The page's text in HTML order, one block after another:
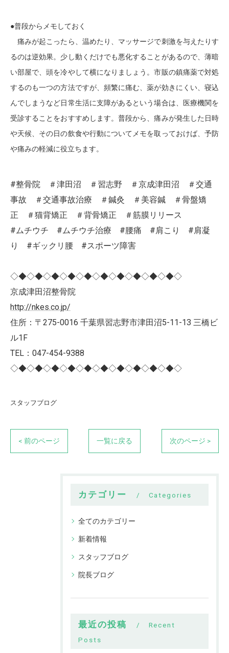
●普段からメモしておく
痛みが起こったら、温めたり、マッサージで刺激を与えたりす
るのは逆効果。少し動くだけでも悪化することがあるので、薄暗
い部屋で、頭を冷やして横になりましょう。市販の鎮痛薬で対処
するのも一つの方法ですが、頻繁に痛む、薬が効きにくい、寝込
んでしまうなど日常生活に支障があるという場合は、医療機関を
受診することをおすすめします。普段から、痛みが発生した日時
や天候、その日の飲食や行動についてメモを取っておけば、予防
や痛みの軽減に役立ちます。
#整骨院 ＃津田沼 ＃習志野 ＃京成津田沼 ＃交通
事故 ＃交通事故治療 ＃鍼灸 ＃美容鍼 ＃骨盤矯
正 ＃猫背矯正 ＃背骨矯正 ＃筋膜リリース
#ムチウチ #ムチウチ治療 #腰痛 #肩こり #肩凝
り #ギックリ腰 #スポーツ障害
◇◆◇◆◇◆◇◆◇◆◇◆◇◆◇◆◇◆◇◆◇
京成津田沼整骨院
http://nkes.co.jp/
住所：〒275-0016 千葉県習志野市津田沼5-11-13 三橋ビ
ル1F
TEL：047-454-9388
◇◆◇◆◇◆◇◆◇◆◇◆◇◆◇◆◇◆◇◆◇
スタッフブログ
< 前のページ 一覧に戻る 次のページ >
カテゴリー Categories
全てのカテゴリー
新着情報
スタッフブログ
院長ブログ
最近の投稿
Recent
Posts